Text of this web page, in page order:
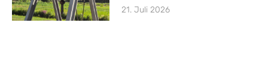
21. Juli 2026